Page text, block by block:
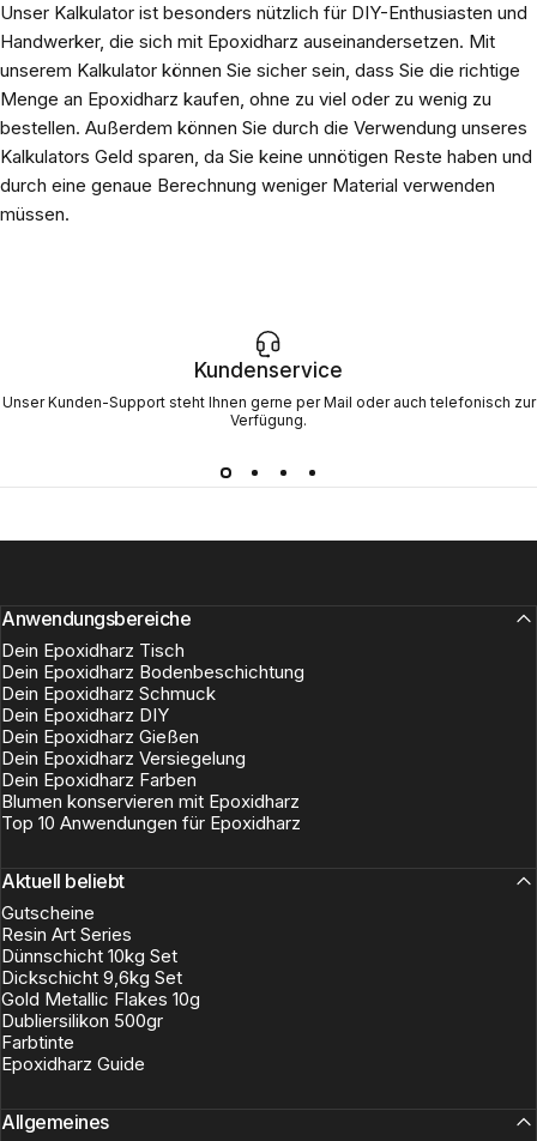
Unser Kalkulator ist besonders nützlich für DIY-Enthusiasten und
Handwerker, die sich mit Epoxidharz auseinandersetzen. Mit
unserem Kalkulator können Sie sicher sein, dass Sie die richtige
Menge an Epoxidharz kaufen, ohne zu viel oder zu wenig zu
bestellen. Außerdem können Sie durch die Verwendung unseres
Kalkulators Geld sparen, da Sie keine unnötigen Reste haben und
durch eine genaue Berechnung weniger Material verwenden
müssen.
Kundenservice
Unser Kunden-Support steht Ihnen gerne per Mail oder auch telefonisch zur
Verfügung.
Anwendungsbereiche
Dein Epoxidharz Tisch
Dein Epoxidharz Bodenbeschichtung
Dein Epoxidharz Schmuck
Dein Epoxidharz DIY
Dein Epoxidharz Gießen
Dein Epoxidharz Versiegelung
Dein Epoxidharz Farben
Blumen konservieren mit Epoxidharz
Top 10 Anwendungen für Epoxidharz
Aktuell beliebt
Gutscheine
Resin Art Series
Dünnschicht 10kg Set
Dickschicht 9,6kg Set
Gold Metallic Flakes 10g
Dubliersilikon 500gr
Farbtinte
Epoxidharz Guide
Allgemeines